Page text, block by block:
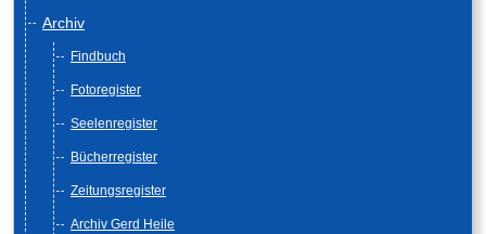
Archiv
Findbuch
Fotoregister
Seelenregister
Bücherregister
Zeitungsregister
Archiv Gerd Heile